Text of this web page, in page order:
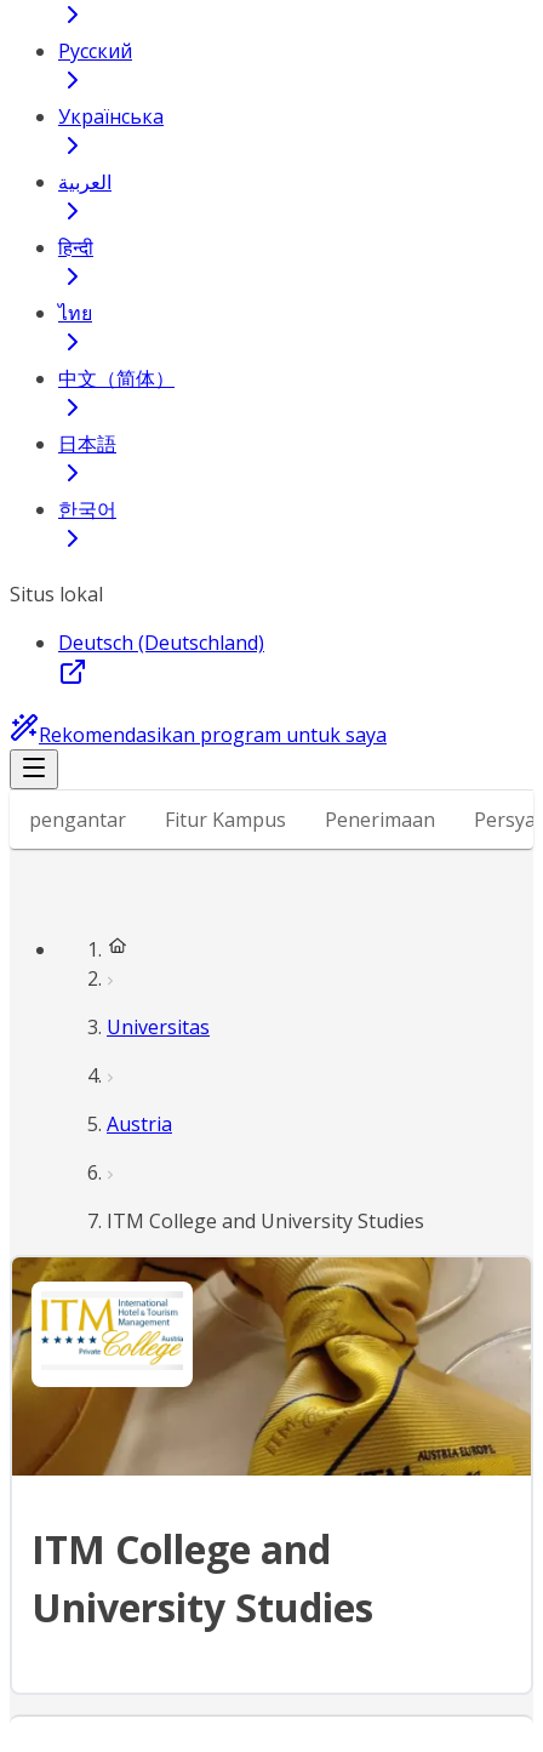
Русский
Українська
العربية
हिन्दी
ไทย
中文（简体）
日本語
한국어
Situs lokal
Deutsch (Deutschland)
Rekomendasikan program untuk saya
pengantar Fitur Kampus Penerimaan
Universitas
Austria
ITM College and University Studies
ITM College and
University Studies